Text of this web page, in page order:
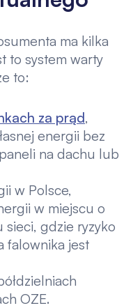
ma kilka
to system warty
to:
za prąd,
energii bez
na dachu lub
w Polsce,
w miejscu o
sieci, gdzie ryzyko
falownika jest
OZE.